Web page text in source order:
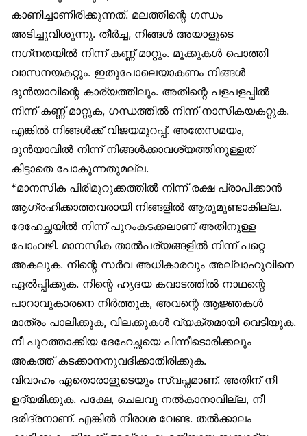
കാണിച്ചാണിരിക്കുന്നത്. മലത്തിന്റെ ഗന്ധം
അടിച്ചുവീശുന്നു. തീർച്ച, നിങ്ങൾ അയാളുടെ
നഗ്‌നതയിൽ നിന്ന് കണ്ണ് മാറ്റും. മൂക്കുകൾ പൊത്തി
വാസനയകറ്റും. ഇതുപോലെയാകണം നിങ്ങൾ
ദുൻയാവിന്റെ കാര്യത്തിലും. അതിന്റെ പളപളപ്പിൽ
നിന്ന് കണ്ണ് മാറ്റുക, ഗന്ധത്തിൽ നിന്ന് നാസികയകറ്റുക.
എങ്കിൽ നിങ്ങൾക്ക് വിജയമുറപ്പ്. അതേസമയം,
ദുൻയാവിൽ നിന്ന് നിങ്ങൾക്കാവശ്യത്തിനുള്ളത്
കിട്ടാതെ പോകുന്നതുമല്ല.
*മാനസിക പിരിമുറുക്കത്തിൽ നിന്ന് രക്ഷ പ്രാപിക്കാൻ
ആഗ്രഹിക്കാത്തവരായി നിങ്ങളിൽ ആരുമുണ്ടാകില്ല.
ദേഹേച്ഛയിൽ നിന്ന് പുറംകടക്കലാണ് അതിനുള്ള
പോംവഴി. മാനസിക താൽപര്യങ്ങളിൽ നിന്ന് പറ്റെ
അകലുക. നിന്റെ സർവ അധികാരവും അല്ലാഹുവിനെ
ഏൽപ്പിക്കുക. നിന്റെ ഹൃദയ കവാടത്തിൽ നാഥന്റെ
പാറാവുകാരനെ നിർത്തുക, അവന്റെ ആജ്ഞകൾ
മാത്രം പാലിക്കുക, വിലക്കുകൾ വ്യക്തമായി വെടിയുക.
നീ പുറത്താക്കിയ ദേഹേച്ഛയെ പിന്നീടൊരിക്കലും
അകത്ത് കടക്കാനനുവദിക്കാതിരിക്കുക.
വിവാഹം ഏതൊരാളുടെയും സ്വപ്നമാണ്. അതിന് നീ
ഉദ്യമിക്കുക. പക്ഷേ, ചെലവു നൽകാനാവില്ല, നീ
ദരിദ്രനാണ്. എങ്കിൽ നിരാശ വേണ്ട. തൽക്കാലം